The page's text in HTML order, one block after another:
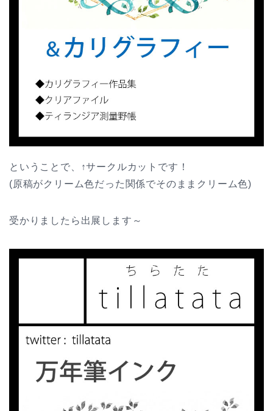
ということで、↑サークルカットです！
(原稿がクリーム色だった関係でそのままクリーム色)
受かりましたら出展します～